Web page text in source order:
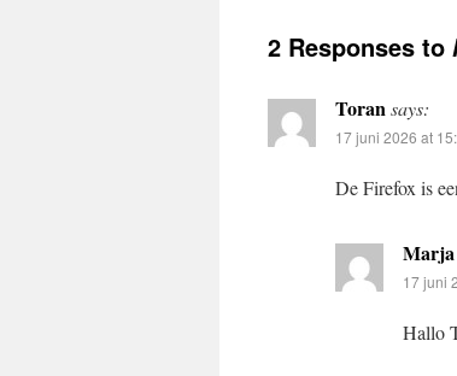
2 Responses to
Toransays:
17 juni 2026 at
De Firefox is
Marja
17 juni
Hallo